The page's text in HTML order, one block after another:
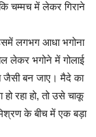
कि चम्मच में लेकर गिराने
लगभग आधा भगोना
लेकर भगोने में गोलाई
जैसी बन जाए। मैदे का
रहा हो, तो उसे चाकू
के बीच में एक बड़ा